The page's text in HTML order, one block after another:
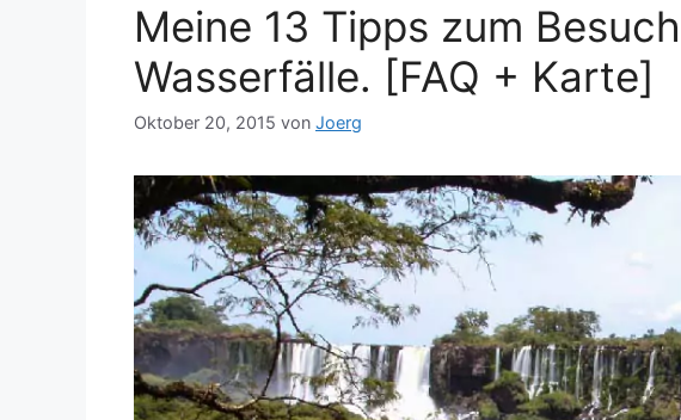
Meine 13 Tipps zum
Wasserfälle. [FAQ + Karte]
Oktober 20, 2015 von Joerg